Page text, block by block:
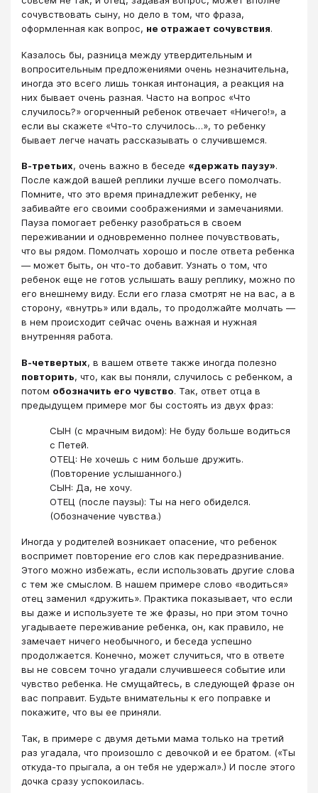
сочувствовать сыну, но дело в том, что фраза,
оформленная как вопрос, не отражает сочувствия.
Казалось бы, разница между утвердительным и
вопросительным предложениями очень незначительна,
иногда это всего лишь тонкая интонация, а реакция на
них бывает очень разная. Часто на вопрос «Что
случилось?» огорченный ребенок отвечает «Ничего!», а
если вы скажете «Что-то случилось…», то ребенку
бывает легче начать рассказывать о случившемся.
В-третьих, очень важно в беседе «держать паузу».
После каждой вашей реплики лучше всего помолчать.
Помните, что это время принадлежит ребенку, не
забивайте его своими соображениями и замечаниями.
Пауза помогает ребенку разобраться в своем
переживании и одновременно полнее почувствовать,
что вы рядом. Помолчать хорошо и после ответа ребенка
― может быть, он что-то добавит. Узнать о том, что
ребенок еще не готов услышать вашу реплику, можно по
его внешнему виду. Если его глаза смотрят не на вас, а в
сторону, «внутрь» или вдаль, то продолжайте молчать ―
в нем происходит сейчас очень важная и нужная
внутренняя работа.
В-четвертых, в вашем ответе также иногда полезно
повторить, что, как вы поняли, случилось с ребенком, а
потом обозначить его чувство. Так, ответ отца в
предыдущем примере мог бы состоять из двух фраз:
СЫН (с мрачным видом): Не буду больше водиться
с Петей.
ОТЕЦ: Не хочешь с ним больше дружить.
(Повторение услышанного.)
СЫН: Да, не хочу.
ОТЕЦ (после паузы): Ты на него обиделся.
(Обозначение чувства.)
Иногда у родителей возникает опасение, что ребенок
воспримет повторение его слов как передразнивание.
Этого можно избежать, если использовать другие слова
с тем же смыслом. В нашем примере слово «водиться»
отец заменил «дружить». Практика показывает, что если
вы даже и используете те же фразы, но при этом точно
угадываете переживание ребенка, он, как правило, не
замечает ничего необычного, и беседа успешно
продолжается. Конечно, может случиться, что в ответе
вы не совсем точно угадали случившееся событие или
чувство ребенка. Не смущайтесь, в следующей фразе он
вас поправит. Будьте внимательны к его поправке и
покажите, что вы ее приняли.
Так, в примере с двумя детьми мама только на третий
раз угадала, что произошло с девочкой и ее братом. («Ты
откуда-то прыгала, а он тебя не удержал».) И после этого
дочка сразу успокоилась.